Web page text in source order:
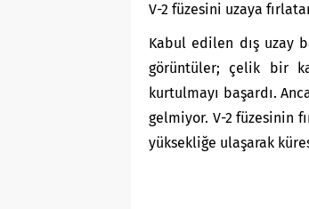
V-2 füzesini uzaya
Kabul edilen dış uzay
görüntüler; çelik bir
kurtulmayı başardı.
gelmiyor. V-2 füzesinin
yüksekliğe ulaşarak